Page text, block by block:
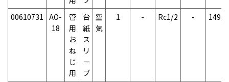
00610731 AO-
18
管
用
お
ね
じ
用
台
紙
ス
リ
ー
ブ
空
気
1 - Rc1/2 - 149g